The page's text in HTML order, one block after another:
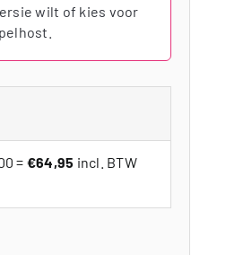
wilt of kies voor
= €64,95 incl. BTW